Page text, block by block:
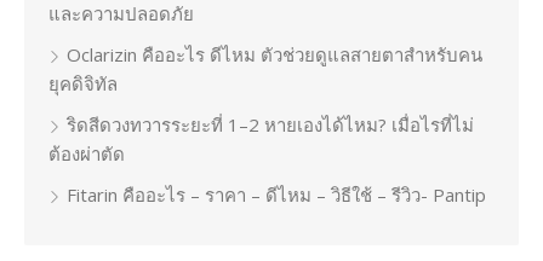
และความปลอดภัย
Oclarizin คืออะไร ดีไหม ตัวช่วยดูแลสายตาสำหรับคน
ยุคดิจิทัล
ริดสีดวงทวารระยะที่ 1–2 หายเองได้ไหม? เมื่อไรที่ไม่
ต้องผ่าตัด
Fitarin คืออะไร – ราคา – ดีไหม – วิธีใช้ – รีวิว- Pantip